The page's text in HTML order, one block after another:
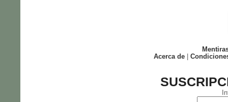
Acerca de